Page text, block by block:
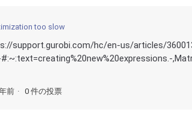
too slow
support.gurobi.com/hc/en-us/articles/
前 0 件の投票